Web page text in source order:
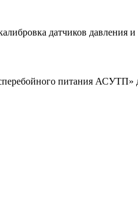
датчиков
питания